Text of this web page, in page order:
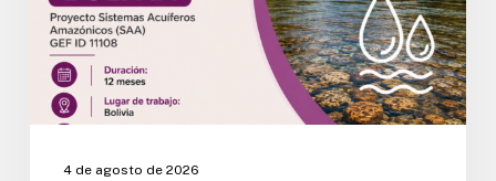
Nacional
del
Proyecto
SAA
4 de agosto de 2026